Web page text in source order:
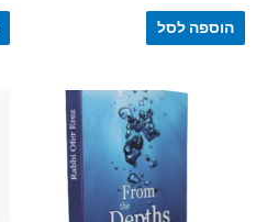
הוספה לסל